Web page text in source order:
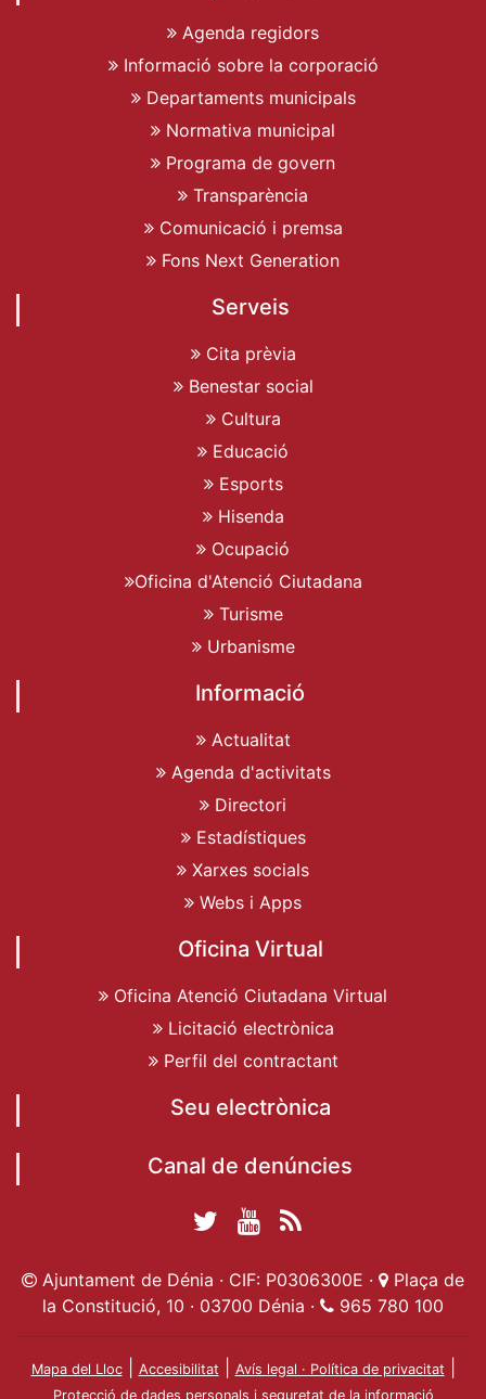
Agenda regidors
Informació sobre la corporació
Departaments municipals
Normativa municipal
Programa de govern
Transparència
Comunicació i premsa
Fons Next Generation
Serveis
Cita prèvia
Benestar social
Cultura
Educació
Esports
Hisenda
Ocupació
Oficina d'Atenció Ciutadana
Turisme
Urbanisme
Informació
Actualitat
Agenda d'activitats
Directori
Estadístiques
Xarxes socials
Webs i Apps
Oficina Virtual
Oficina Atenció Ciutadana Virtual
Licitació electrònica
Perfil del contractant
Seu electrònica
Canal de denúncies
de Dénia
Twitter Ajuntament
de Dénia
Ajuntament de
Dénia
Actualitat
Ajuntament
Ajuntament de Dénia · CIF: P0306300E ·
Plaça de
la Constitució, 10 · 03700 Dénia ·
965 780 100
Mapa del Lloc| Accesibilitat Avís legal · Política de privacitat
Protecció de dades personals i seguretat de la informació